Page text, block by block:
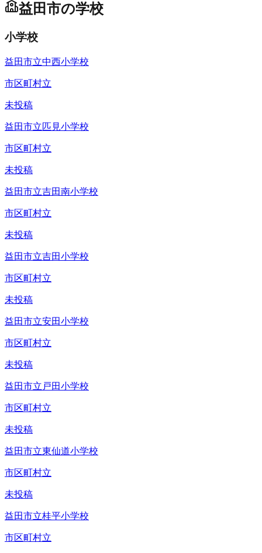
益田市の学校
小学校
益田市立中西小学校
市区町村立
未投稿
益田市立匹見小学校
市区町村立
未投稿
益田市立吉田南小学校
市区町村立
未投稿
益田市立吉田小学校
市区町村立
未投稿
益田市立安田小学校
市区町村立
未投稿
益田市立戸田小学校
市区町村立
未投稿
益田市立東仙道小学校
市区町村立
未投稿
益田市立桂平小学校
市区町村立